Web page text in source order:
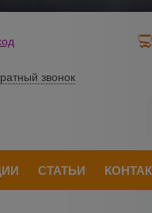
звонок
СТАТЬИ